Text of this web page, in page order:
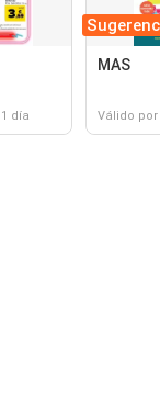
día
MAS
Válido